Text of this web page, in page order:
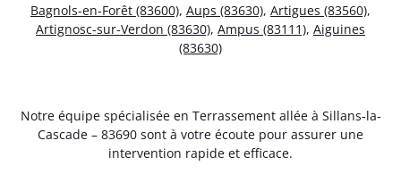
Bagnols-en-Forêt (83600), Aups (83630), Artigues (83560),
Artignosc-sur-Verdon (83630), Ampus (83111), Aiguines
(83630)
Notre équipe spécialisée en Terrassement allée à Sillans-la-
Cascade – 83690 sont à votre écoute pour assurer une
intervention rapide et efficace.